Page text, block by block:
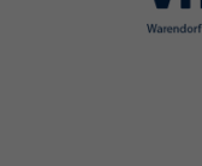
Skip to main content
Skip to page footer